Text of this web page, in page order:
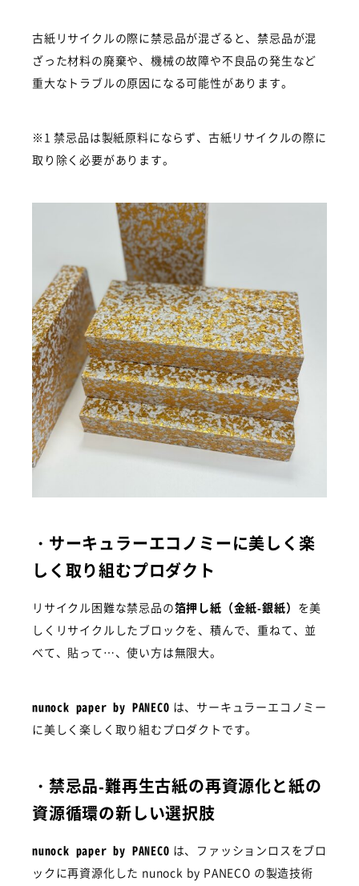
古紙リサイクルの際に禁忌品が混ざると、禁忌品が混
ざった材料の廃棄や、機械の故障や不良品の発生など
重大なトラブルの原因になる可能性があります。
※1 禁忌品は製紙原料にならず、古紙リサイクルの際に
取り除く必要があります。
・ サーキュラーエコノミーに美しく楽
しく取り組むプロダクト
リサイクル困難な禁忌品の箔押し紙（金紙-銀紙） を美
しくリサイクルしたブロックを、積んで、重ねて、並
べて、貼って…、使い方は無限大。
nunock paper by PANECO は、サーキュラーエコノミー
に美しく楽しく取り組むプロダクトです。
・禁忌品-難再生古紙の再資源化と紙の
資源循環の新しい選択肢
nunock paper by PANECO は、ファッションロスをブロ
ックに再資源化した nunock by PANECO の製造技術